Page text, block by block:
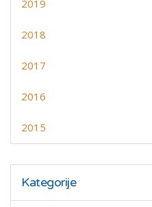
2019
2018
2017
2016
2015
Kategorije